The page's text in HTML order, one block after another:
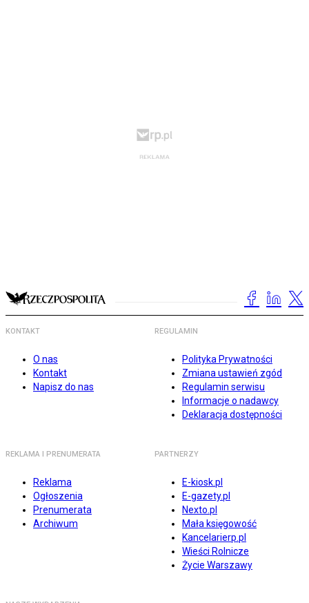
KONTAKT
O nas
Kontakt
Napisz do nas
REGULAMIN
Polityka Prywatności
Zmiana ustawień zgód
Regulamin serwisu
Informacje o nadawcy
Deklaracja dostępności
REKLAMA I PRENUMERATA
Reklama
Ogłoszenia
Prenumerata
Archiwum
PARTNERZY
E-kiosk.pl
E-gazety.pl
Nexto.pl
Mała księgowość
Kancelarierp.pl
Wieści Rolnicze
Życie Warszawy